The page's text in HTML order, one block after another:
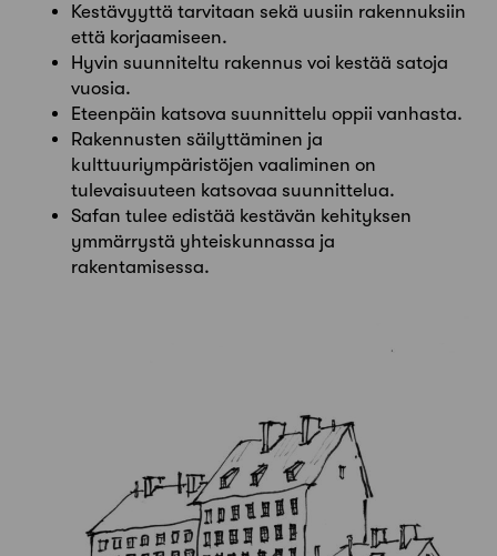
Kestävyyttä tarvitaan sekä uusiin rakennuksiin
että korjaamiseen.
Hyvin suunniteltu rakennus voi kestää satoja
vuosia.
Eteenpäin katsova suunnittelu oppii vanhasta.
Rakennusten säilyttäminen ja
kulttuuriympäristöjen vaaliminen on
tulevaisuuteen katsovaa suunnittelua.
Safan tulee edistää kestävän kehityksen
ymmärrystä yhteiskunnassa ja
rakentamisessa.